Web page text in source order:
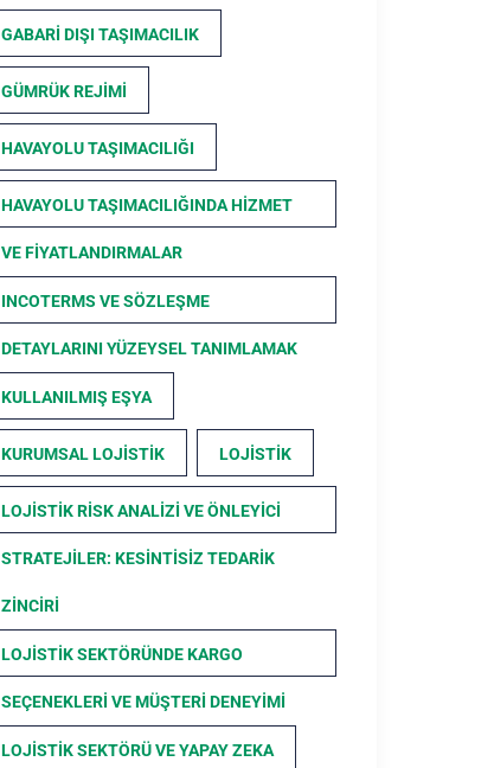
GABARI DIŞI TAŞIMACILIK
GÜMRÜK REJIMI
HAVAYOLU TAŞIMACILIĞI
HAVAYOLU TAŞIMACILIĞINDA HIZMET
VE FIYATLANDIRMALAR
INCOTERMS VE SÖZLEŞME
DETAYLARINI YÜZEYSEL TANIMLAMAK
KULLANILMIŞ EŞYA
KURUMSAL LOJISTIK LOJISTIK
LOJISTIK RISK ANALIZI VE ÖNLEYICI
STRATEJILER: KESINTISIZ TEDARIK
ZINCIRI
LOJISTIK SEKTÖRÜNDE KARGO
SEÇENEKLERI VE MÜŞTERI DENEYIMI
LOJISTIK SEKTÖRÜ VE YAPAY ZEKA